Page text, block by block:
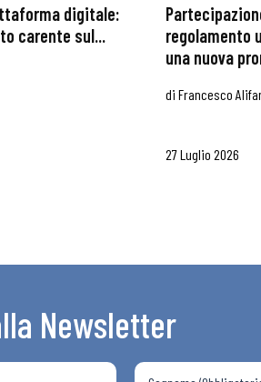
digitale:
carente sul...
regolamento
una nuova
di Francesco
27 Luglio 2026
Newsletter